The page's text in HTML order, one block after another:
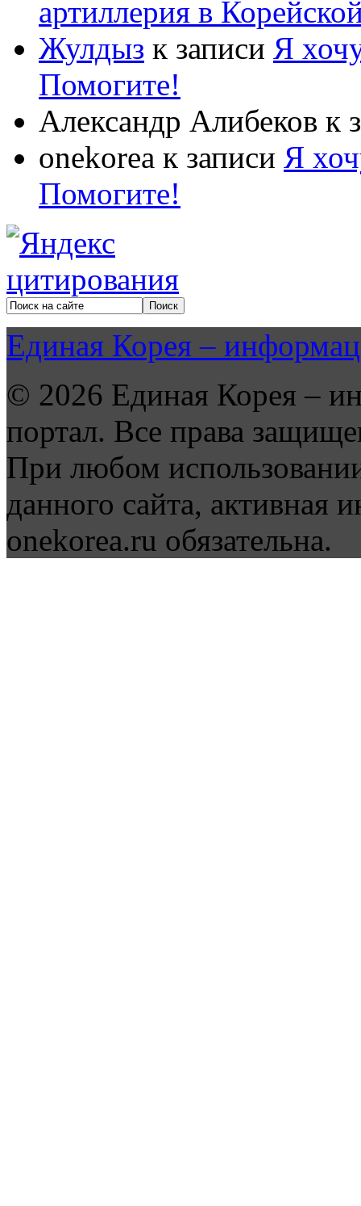
артиллерия в
Жулдыз к записи Я
Помогите!
Александр Алибеков к
onekorea к записи Я
Помогите!
Единая Корея –
© 2026 Единая Корея –
портал. Все права
При любом
данного сайта, активная
onekorea.ru обязательна.